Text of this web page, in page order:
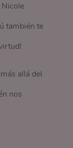
Nicole
también te
allá del
nos